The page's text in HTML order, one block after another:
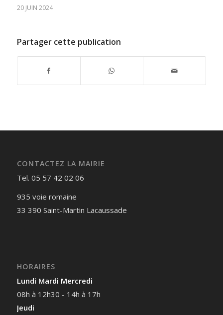
20 JUIN 2024
Partager cette publication
CONTACTEZ LA MAIRIE
Tel. 05 57 42 02 06
935 voie romaine
33 390 Saint-Martin Lacaussade
HORAIRES
Lundi Mardi Mercredi
08h à 12h30 - 14h à 17h
Jeudi